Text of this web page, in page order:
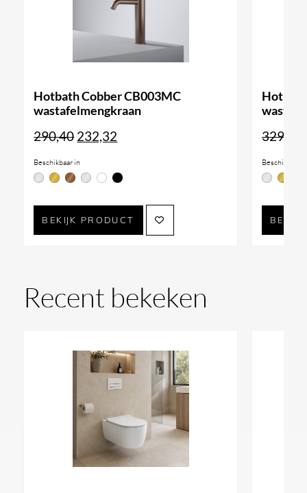
Hotbath Cobber CB003MC
wastafelmengkraan
290,40Oorspronkelijke
prijs
was:
290,40.
232,32
is:
232,32.
Beschikbaar in
BEKIJK PRODUCT
329,12
Beschikbaar
Recent bekeken